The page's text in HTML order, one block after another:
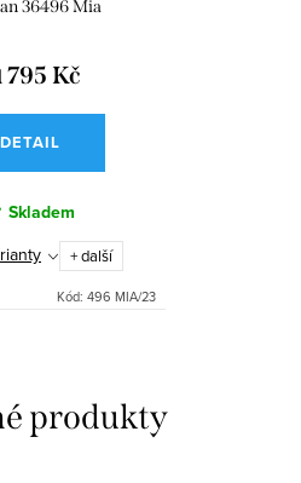
36496 Mia
795 Kč
DETAIL
Skladem
+ další
Kód: 496 MIA/23